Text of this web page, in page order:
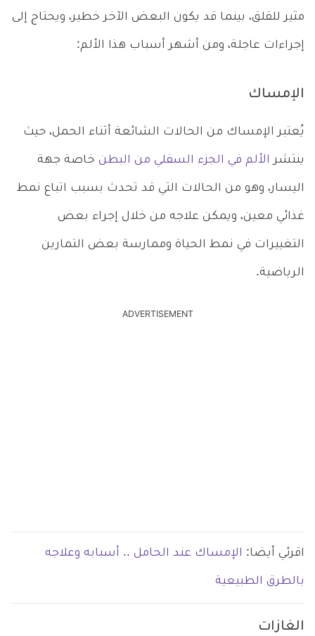
مثير للقلق، بينما قد يكون البعض الآخر خطير، ويحتاج إلى
إجراءات عاجلة، ومن أشهر أسباب هذا الألم:
الإمساك
يُعتبر الإمساك من الحالات الشائعة أثناء الحمل، حيث
ينتشر الألم في الجزء السفلي من البطن خاصة جهة
اليسار، وهو من الحالات التي قد تحدث بسبب اتباع نمط
غذائي معين، ويمكن علاجه من خلال إجراء بعض
التغييرات في نمط الحياة وممارسة بعض التمارين
الرياضية.
ADVERTISEMENT
اقرئي أيضا: الإمساك عند الحامل .. أسبابه وعلاجه
بالطرق الطبيعية
الغازات